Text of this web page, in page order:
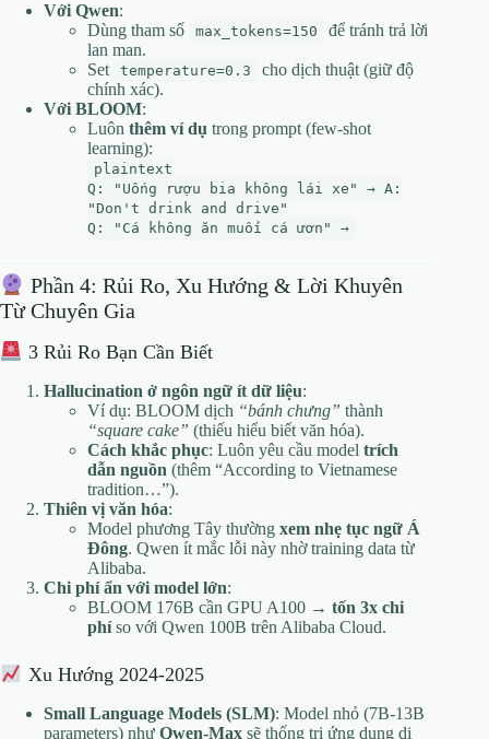
Với Qwen:
Dùng tham số
max_tokens=150
để tránh trả lời
lan man.
Set
temperature=0.3
cho dịch thuật (giữ độ
chính xác).
Với BLOOM:
Luôn thêm ví dụ trong prompt (few-shot
learning):
plaintext
Q: "Uống rượu bia không lái xe" → A:
"Don't drink and drive"
Q: "Cá không ăn muối cá ươn" →
Phần 4: Rủi Ro, Xu Hướng & Lời Khuyên
Từ Chuyên Gia
3 Rủi Ro Bạn Cần Biết
Hallucination ở ngôn ngữ ít dữ liệu:
Ví dụ: BLOOM dịch “bánh chưng” thành
“square cake” (thiếu hiểu biết văn hóa).
Cách khắc phục: Luôn yêu cầu model trích
dẫn nguồn (thêm “According to Vietnamese
tradition…”).
Thiên vị văn hóa:
Model phương Tây thường xem nhẹ tục ngữ Á
Đông. Qwen ít mắc lỗi này nhờ training data từ
Alibaba.
Chi phí ẩn với model lớn:
BLOOM 176B cần GPU A100 → tốn 3x chi
phíso với Qwen 100B trên Alibaba Cloud.
Xu Hướng 2024-2025
Small Language Models (SLM): Model nhỏ (7B-13B
parameters) như Qwen-Max sẽ thống trị ứng dụng di